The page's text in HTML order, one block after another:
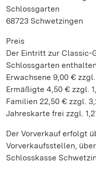
Schlossgarten
68723 Schwetzingen
Preis
Der Eintritt zur Classic-
Schlossgarten
Erwachsene 9,00 €
Ermäßigte 4,50 € zzgl.
Familien 22,50 € zzgl.
Jahreskarte frei zzgl.
Der Vorverkauf erfolgt
Vorverkaufsstellen, über
Schlosskasse